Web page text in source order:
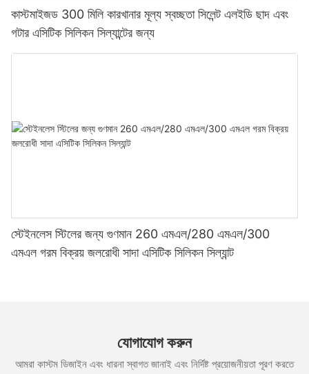
কাস্টমাইজড 300 মিলি কারখানার মূল্য স্বচ্ছতা সিলেন্ট এলইডি ছাদ এবং
গটার এসিটিক সিলিকন সিল্যান্টের জন্য
স্টেইনলেস স্টিলের জন্য গুণমান 260 এমএল/280 এমএল/300
এমএল গরম বিক্রয় জলরোধী সাদা এসিটিক সিলিকন সিল্যান্ট
যোগাযোগ করুন
আমরা কাস্টম ডিজাইন এবং ধারনা স্বাগত জানাই এবং নির্দিষ্ট প্রয়োজনীয়তা পূরণ করতে